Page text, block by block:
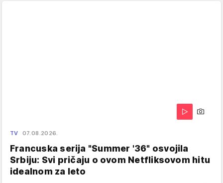
TV 07.08.2026.
Francuska serija "Summer '36" osvojila
Srbiju: Svi pričaju o ovom Netfliksovom hitu
idealnom za leto